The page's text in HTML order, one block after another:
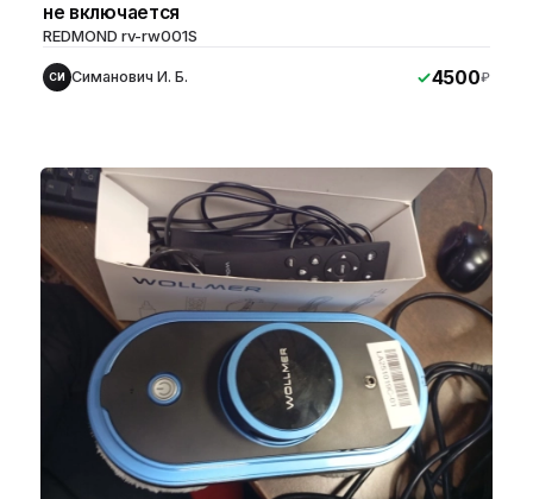
не включается
REDMOND rv-rw001S
СИ Симанович И. Б. 4500₽